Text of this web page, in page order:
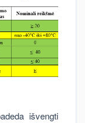
išvengti